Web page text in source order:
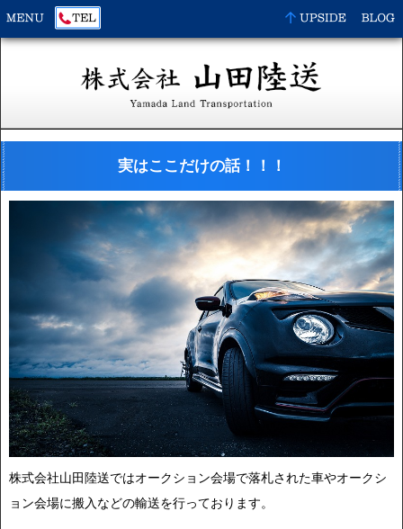
実はここだけの話！！！
株式会社山田陸送ではオークション会場で落札された車やオークシ
ョン会場に搬入などの輸送を行っております。